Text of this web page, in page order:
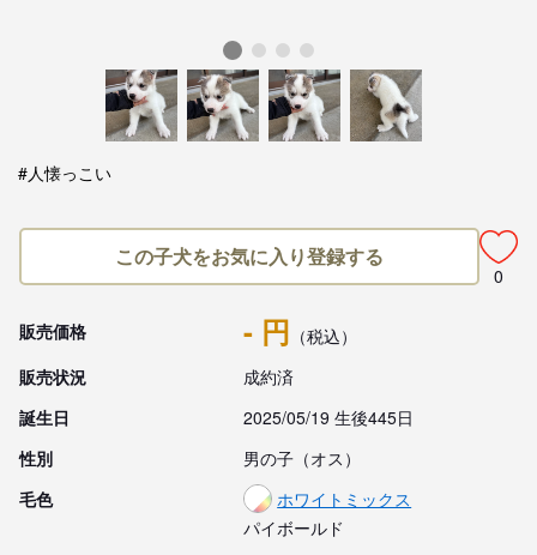
#人懐っこい
この子犬をお気に入り登録する
0
販売価格 - 円 （税込）
販売状況
成約済
誕生日
2025/05/19 生後445日
性別
男の子（オス）
毛色
ホワイトミックス
パイボールド